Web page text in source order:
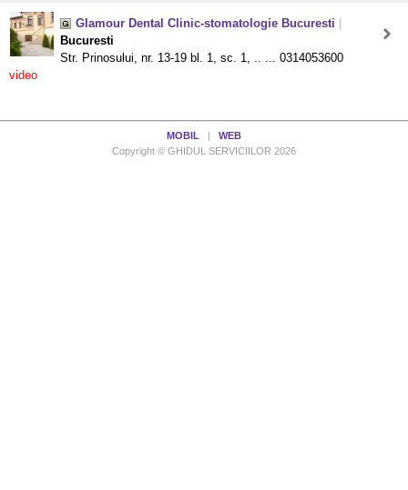
Glamour Dental Clinic-stomatologie Bucuresti
Bucuresti
Str. Prinosului, nr. 13-19 bl. 1, sc. 1, .. ... 0314053600
video
MOBIL
WEB
Copyright © GHIDUL SERVICIILOR 2026